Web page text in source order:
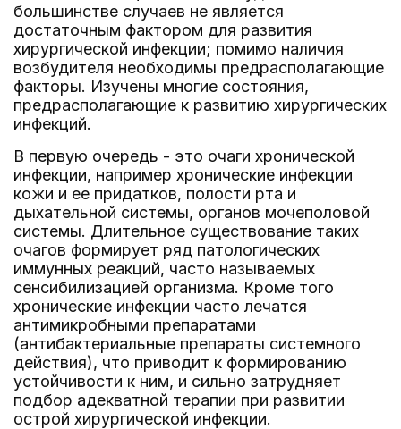
большинстве случаев не является
достаточным фактором для развития
хирургической инфекции; помимо наличия
возбудителя необходимы предрасполагающие
факторы. Изучены многие состояния,
предрасполагающие к развитию хирургических
инфекций.
В первую очередь - это очаги хронической
инфекции, например хронические инфекции
кожи и ее придатков, полости рта и
дыхательной системы, органов мочеполовой
системы. Длительное существование таких
очагов формирует ряд патологических
иммунных реакций, часто называемых
сенсибилизацией организма. Кроме того
хронические инфекции часто лечатся
антимикробными препаратами
(антибактериальные препараты системного
действия), что приводит к формированию
устойчивости к ним, и сильно затрудняет
подбор адекватной терапии при развитии
острой хирургической инфекции.